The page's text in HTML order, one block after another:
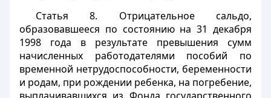
Статья 8. Отрицательное сальдо,
образовавшееся по состоянию на 31 декабря
1998 года в результате превышения сумм
начисленных работодателями пособий по
временной нетрудоспособности, беременности
и родам, при рождении ребенка, на погребение,